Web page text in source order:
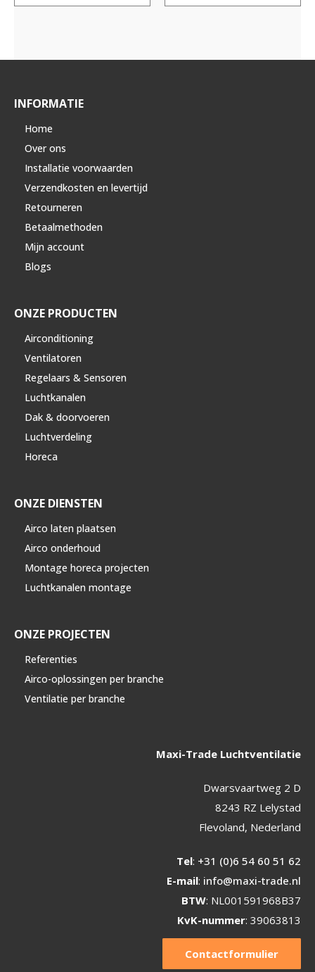
INFORMATIE
Home
Over ons
Installatie voorwaarden
Verzendkosten en levertijd
Retourneren
Betaalmethoden
Mijn account
Blogs
ONZE PRODUCTEN
Airconditioning
Ventilatoren
Regelaars & Sensoren
Luchtkanalen
Dak & doorvoeren
Luchtverdeling
Horeca
ONZE DIENSTEN
Airco laten plaatsen
Airco onderhoud
Montage horeca projecten
Luchtkanalen montage
ONZE PROJECTEN
Referenties
Airco-oplossingen per branche
Ventilatie per branche
Maxi-Trade Luchtventilatie
Dwarsvaartweg 2 D
8243 RZ Lelystad
Flevoland, Nederland
Tel: +31 (0)6 54 60 51 62
E-mail: info@maxi-trade.nl
BTW: NL001591968B37
KvK-nummer: 39063813
Contactformulier